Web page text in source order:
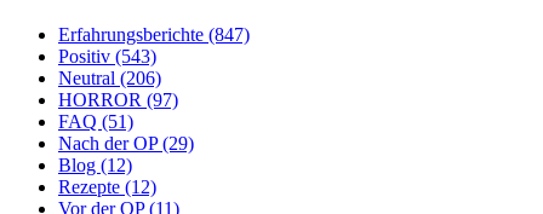
Erfahrungsberichte (847)
Positiv (543)
Neutral (206)
HORROR (97)
FAQ (51)
Nach der OP(29)
Blog (12)
Rezepte (12)
Vor der OP(11)